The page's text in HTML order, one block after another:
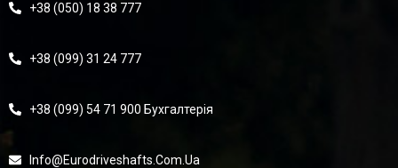
+38 (050) 18 38 777
+38 (099) 31 24 777
+38 (099) 54 71 900 Бухгалтерія
Info@eurodriveshafts.com.ua